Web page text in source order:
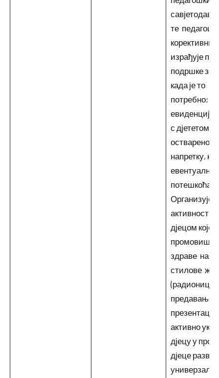
те
корективни
израђује
подршке за
када је то
потребно;
евиденцију
с дјететом и
оствареном
напретку,
Организује
активности
дјецом које
промовишу
здраве
стилове
(радионице,
предавање,
активно
дјецу у
дјеце